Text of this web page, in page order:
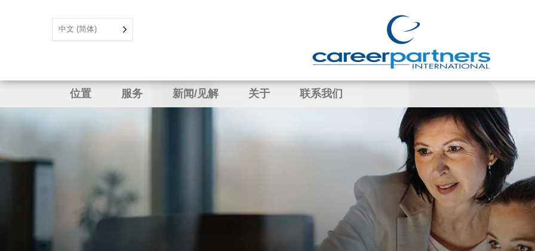
中文 (简体)
位置 服务 新闻/见解 关于 联系我们